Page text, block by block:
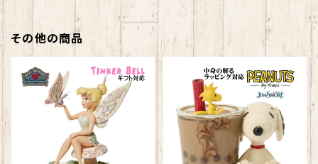
ギフト
その他の商品